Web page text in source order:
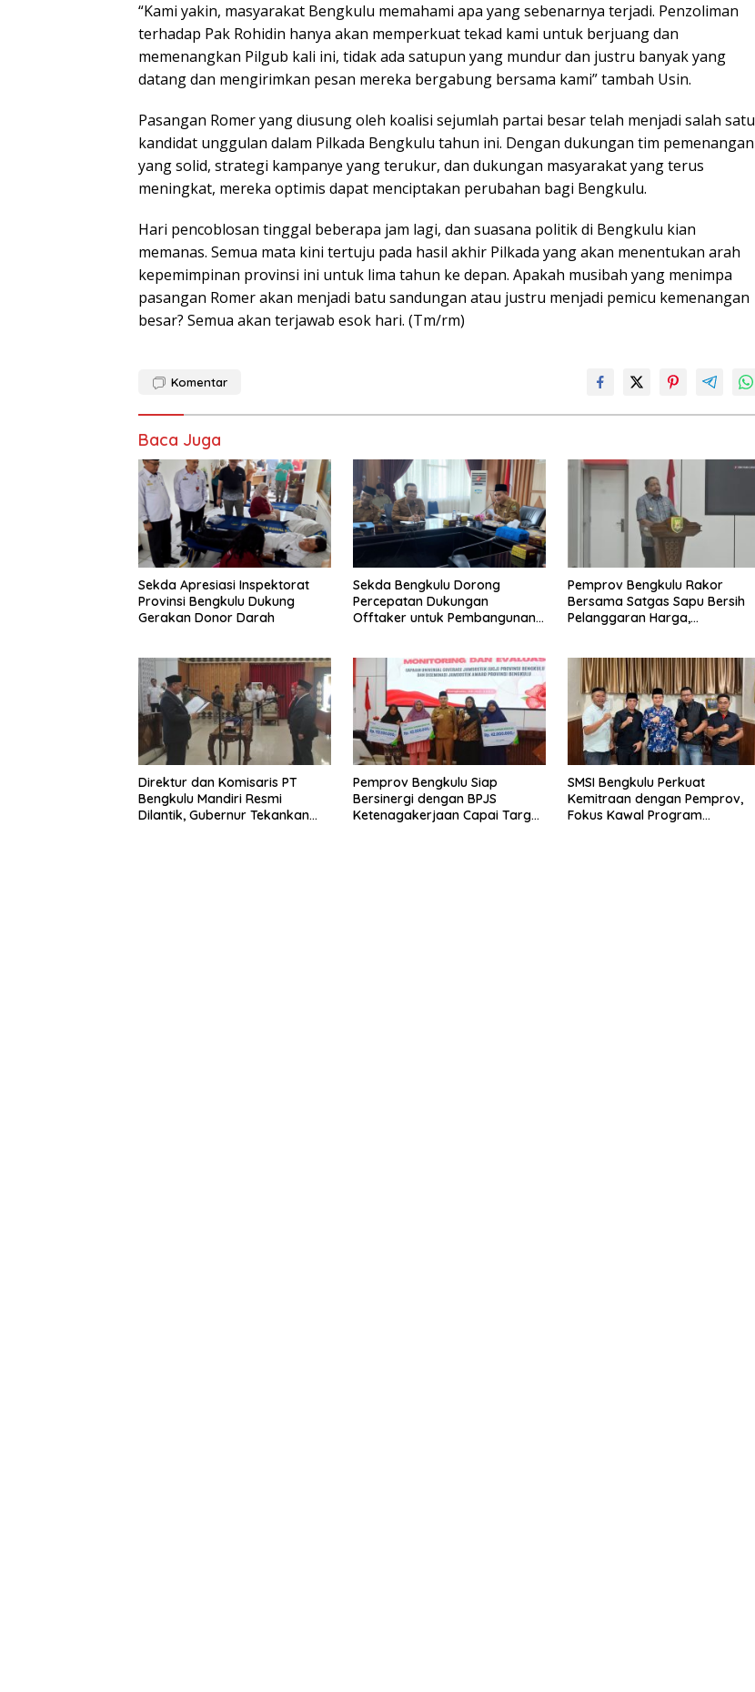
“Kami yakin, masyarakat Bengkulu memahami apa yang sebenarnya terjadi. Penzoliman
terhadap Pak Rohidin hanya akan memperkuat tekad kami untuk berjuang dan
memenangkan Pilgub kali ini, tidak ada satupun yang mundur dan justru banyak yang
datang dan mengirimkan pesan mereka bergabung bersama kami” tambah Usin.
Pasangan Romer yang diusung oleh koalisi sejumlah partai besar telah menjadi salah satu
kandidat unggulan dalam Pilkada Bengkulu tahun ini. Dengan dukungan tim pemenangan
yang solid, strategi kampanye yang terukur, dan dukungan masyarakat yang terus
meningkat, mereka optimis dapat menciptakan perubahan bagi Bengkulu.
Hari pencoblosan tinggal beberapa jam lagi, dan suasana politik di Bengkulu kian
memanas. Semua mata kini tertuju pada hasil akhir Pilkada yang akan menentukan arah
kepemimpinan provinsi ini untuk lima tahun ke depan. Apakah musibah yang menimpa
pasangan Romer akan menjadi batu sandungan atau justru menjadi pemicu kemenangan
besar? Semua akan terjawab esok hari. (Tm/rm)
Komentar
Baca Juga
Sekda Apresiasi Inspektorat
Provinsi Bengkulu Dukung
Gerakan Donor Darah
Sekda Bengkulu Dorong
Percepatan Dukungan
Offtaker untuk Pembangunan
Pemprov Bengkulu Rakor
Bersama Satgas Sapu Bersih
Pelanggaran Harga,
Sorotan
Direktur dan Komisaris PT
Bengkulu Mandiri Resmi
Dilantik, Gubernur Tekankan
Pemprov Bengkulu Siap
Bersinergi dengan BPJS
Ketenagakerjaan Capai Target
SMSI Bengkulu Perkuat
Kemitraan dengan Pemprov,
Fokus Kawal Program